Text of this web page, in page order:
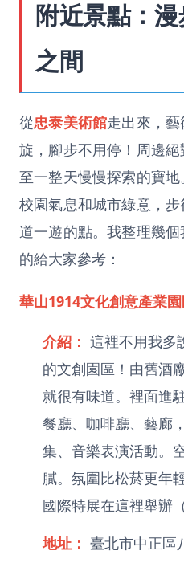
附近景點：
之間
從忠泰美術館走出來，
旋，腳步不用停！周邊
至一整天慢慢探索的寶地
校園氣息和城市綠意，
道一遊的點。我整理幾
的給大家參考：
華山1914文化創意產業
介紹： 這裡不用我多
的文創園區！由舊酒
就很有味道。裡面進
餐廳、咖啡廳、藝廊
集、音樂表演活動。
膩。氛圍比松菸更年
國際特展在這裡舉辦
地址： 臺北市中正區